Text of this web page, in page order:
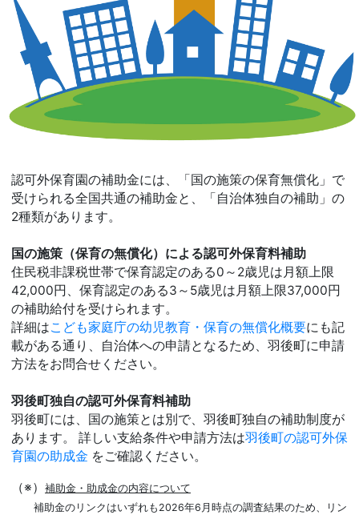
認可外保育園の補助金には、「国の施策の保育無償化」で
受けられる全国共通の補助金と、「自治体独自の補助」の
2種類があります。
国の施策（保育の無償化）による認可外保育料補助
住民税非課税世帯で保育認定のある0～2歳児は月額上限
42,000円、保育認定のある3～5歳児は月額上限37,000円
の補助給付を受けられます。
詳細はこども家庭庁の幼児教育・保育の無償化概要にも記
載がある通り、自治体への申請となるため、羽後町に申請
方法をお問合せください。
羽後町独自の認可外保育料補助
羽後町には、国の施策とは別で、羽後町独自の補助制度が
あります。 詳しい支給条件や申請方法は羽後町の認可外保
育園の助成金 をご確認ください。
（※）
補助金・助成金の内容について
補助金のリンクはいずれも2026年6月時点の調査結果のため、リン